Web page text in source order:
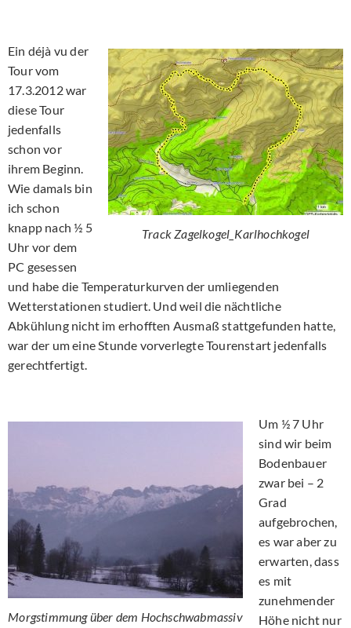
Track Zagelkogel_Karlhochkogel
Ein déjà vu der
Tour vom
17.3.2012 war
diese Tour
jedenfalls
schon vor
ihrem Beginn.
Wie damals bin
ich schon
knapp nach ½ 5
Uhr vor dem
PC gesessen
und habe die Temperaturkurven der umliegenden
Wetterstationen studiert. Und weil die nächtliche
Abkühlung nicht im erhofften Ausmaß stattgefunden hatte,
war der um eine Stunde vorverlegte Tourenstart jedenfalls
gerechtfertigt.
Morgstimmung über dem Hochschwabmassiv
Um ½ 7 Uhr
sind wir beim
Bodenbauer
zwar bei – 2
Grad
aufgebrochen,
es war aber zu
erwarten, dass
es mit
zunehmender
Höhe nicht nur